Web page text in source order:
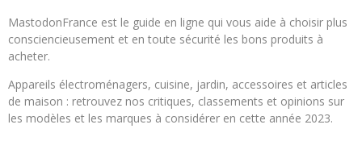
MastodonFrance est le guide en ligne qui vous aide à choisir plus
consciencieusement et en toute sécurité les bons produits à
acheter.
Appareils électroménagers, cuisine, jardin, accessoires et articles
de maison : retrouvez nos critiques, classements et opinions sur
les modèles et les marques à considérer en cette année 2023.